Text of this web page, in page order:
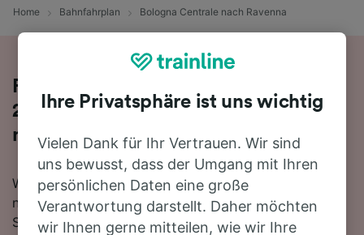
Home Bahnfahrplan Bologna Centrale nach Ravenna
Reisen Sie mit dem Zug in 2 Stunden
29 Minuten von Bologna Centrale
nach Ravenna
Wenn Sie mehr über die Reise von Bologna Centrale
nach Ravenna mit dem Zug erfahren möchten, suchen
Sie nicht länger!
Ihre Privatsphäre ist uns wichtig
Vielen Dank für Ihr Vertrauen. Wir sind
uns bewusst, dass der Umgang mit Ihren
persönlichen Daten eine große
Verantwortung darstellt. Daher möchten
wir Ihnen gerne mitteilen, wie wir Ihre